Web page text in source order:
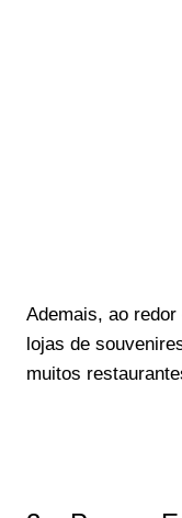
Ademais, ao
lojas de
muitos